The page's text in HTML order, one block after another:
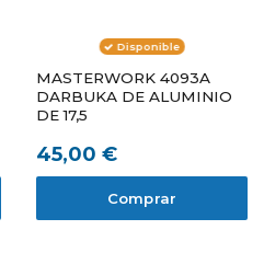
Disponible
MASTERWORK 4093A
DARBUKA DE ALUMINIO
DE 17,5
45,00 €
Comprar